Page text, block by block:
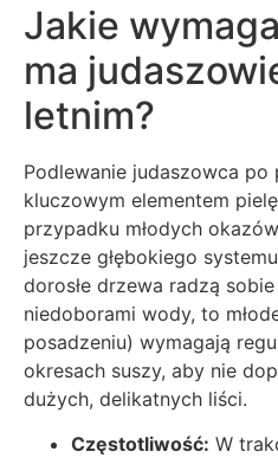
Jakie
ma
letnim?
Podlewanie judaszowca
kluczowym elementem
przypadku młodych
jeszcze głębokiego
dorosłe drzewa radzą
niedoborami wody, to
posadzeniu) wymagają
okresach suszy, aby nie
dużych, delikatnych liści.
Częstotliwość: W